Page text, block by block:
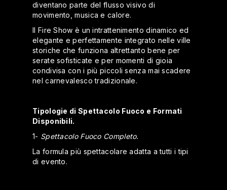
diventano parte del flusso visivo di
movimento, musica e calore.
Il Fire Show è un intrattenimento dinamico ed
elegante e perfettamente integrato nelle ville
storiche che funziona altrettanto bene per
serate sofisticate e per momenti di gioia
condivisa con i più piccoli senza mai scadere
nel carnevalesco tradizionale.
Tipologie di Spettacolo Fuoco e Formati
Disponibili.
1- Spettacolo Fuoco Completo.
La formula più spettacolare adatta a tutti i tipi
di evento.